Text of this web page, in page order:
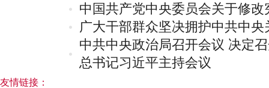
中国共产党中央委员会关于修
广大干部群众坚决拥护中共中
中共中央政治局召开会议 决定
总书记习近平主持会议
友情链接：